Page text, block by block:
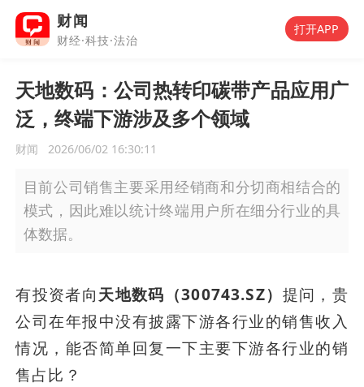
财闻
财经·科技·法治
打开APP
天地数码：公司热转印碳带产品应用广
泛，终端下游涉及多个领域
财闻 2026/06/02 16:30:11
目前公司销售主要采用经销商和分切商相结合的
模式，因此难以统计终端用户所在细分行业的具
体数据。
有投资者向天地数码（300743.SZ） 提问，贵
公司在年报中没有披露下游各行业的销售收入
情况，能否简单回复一下主要下游各行业的销
售占比？